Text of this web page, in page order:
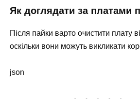
Як доглядати за платами
Після пайки варто очистити плату
оскільки вони можуть викликати
json